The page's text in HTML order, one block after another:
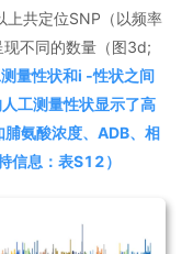
上共定位SNP（以频率
不同的数量（图3d;
量性状和i ‐性状之间
工测量性状显示了高
氨酸浓度、ADB、相
信息：表S12）